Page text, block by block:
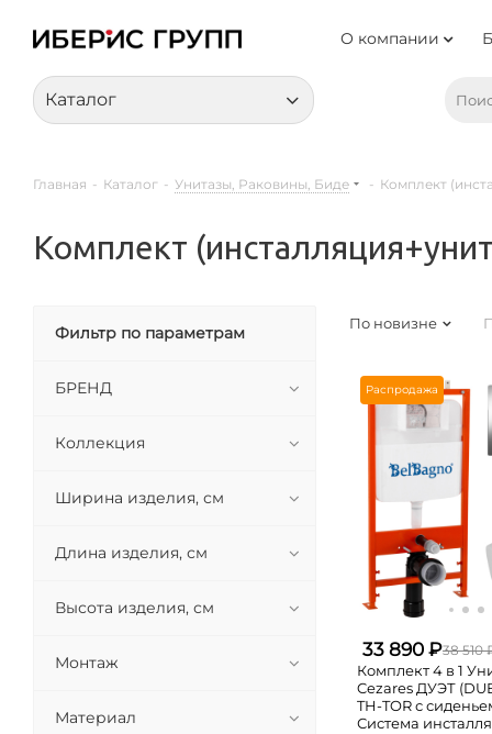
О компании
Каталог
Главная - Каталог - Унитазы, Раковины, Биде - Комплект
Комплект
По новизне
Распродажа
33 890 ₽38 510
Комплект 4 в 1
Cezares ДУЭТ
TH-TOR с
Система
Фильтр по параметрам
БРЕНД
Коллекция
Ширина изделия, см
Длина изделия, см
Высота изделия, см
Монтаж
Материал